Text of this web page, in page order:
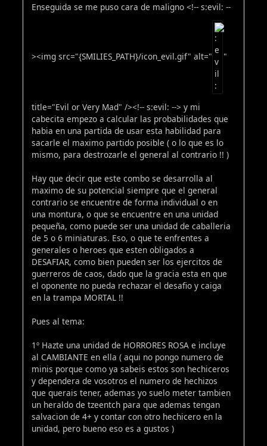
Enseguida se me puso cara de maligno <!-- s:evil: --
><img src="{SMILIES_PATH}/icon_evil.gif" alt=" "
title="Evil or Very Mad" /><!-- s:evil: --> y mi
cabecita empezo a calcular las probabilidades que
habia en una partida de usar esta habilidad para
sacarle el maximo partido posible ( o lo que es lo
mismo, para destrozarle el general al contrario !! )
Hay que decir que este combo se desarrolla al
maximo de su potencial siempre que el general
contrario se encuentre de forma individual o en
una montura, o que se encuentre en una unidad
pequeña, como puede ser una unidad de caballeria
de 5 o 6 miniaturas. Eso, o que te enfrentes a
generales o heroes que esten obligados a
DESAFIAR, como bien pueden ser los ejercitos de
guerreros de caos, dado que la gracia esta en que
el oponente no pueda rechazar el desafio y caiga
en la trampa MORTAL !!
Pues al tema:
1º Hazte una unidad de HORRORES ROSA e incluye
al CAMBIANTE en ella ( aqui no pongo numero de
minis porque como ya sabeis estos son hechiceros
y dependera de vosotros el numero de hechizos
que querais tener, ademas yo suelo meter tambien
un heraldo de tzeentch para que ademas tengan
salvacion de 4+ y contar con otro hechicero en la
unidad, pero bueno eso es a gustos )